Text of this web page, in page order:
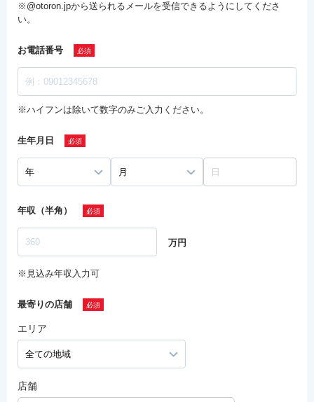
※@otoron.jpから送られるメールを受信できるようにしてくださ
い。
お電話番号
※ハイフンは除いて数字のみご入力ください。
生年月日
年収（半角）
万円
※見込み年収入力可
最寄りの店舗
エリア
店舗